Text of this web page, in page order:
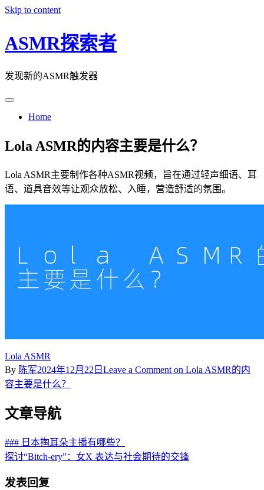
Skip to content
ASMR探索者
发现新的ASMR触发器
Home
Lola ASMR的内容主要是什么？
Lola ASMR主要制作各种ASMR视频，旨在通过轻声细语、耳
语、道具音效等让观众放松、入睡，营造舒适的氛围。
Lola ASMR
By 陈军2024年12月22日 Leave a Comment on Lola ASMR的内
容主要是什么？
文章导航
### 日本掏耳朵主播有哪些？
探讨“Bitch-ery”：女X 表达与社会期待的交锋
发表回复